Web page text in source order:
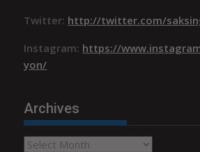
Twitter: http://twitter.com/
Instagram: https://
yon/
Archives
Archives